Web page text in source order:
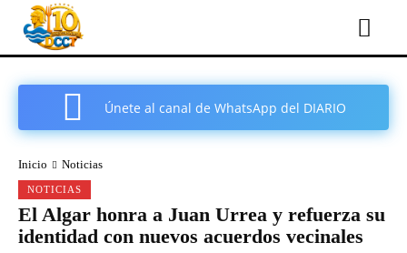
Únete al canal de WhatsApp del DIARIO
Inicio Noticias
NOTICIAS
El Algar honra a Juan Urrea y refuerza su
identidad con nuevos acuerdos vecinales